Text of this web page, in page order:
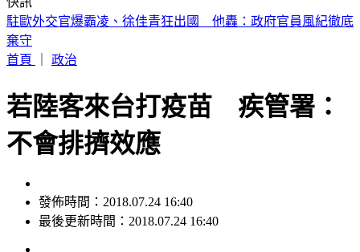
輕度颱風「琵鷺」生成！洋面三颱共舞 最新路徑曝
首頁
若陸客來台打疫苗 疾管署：
不會排擠效應
最後更新時間：2018.07.24 16:40